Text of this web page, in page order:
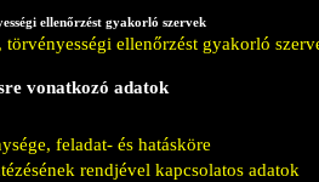
ellenőrzést gyakorló szervek
törvényességi ellenőrzést gyakorló
vonatkozó adatok
feladat- és hatásköre
rendjével kapcsolatos adatok